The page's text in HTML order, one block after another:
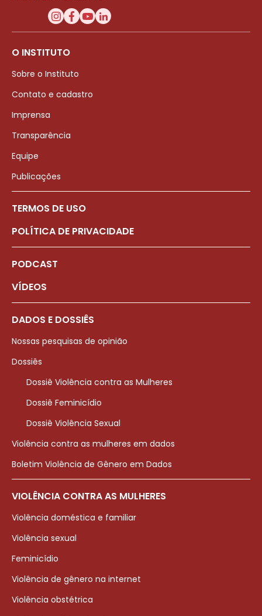
O INSTITUTO
Sobre o Instituto
Contato e cadastro
Imprensa
Transparência
Equipe
Publicações
TERMOS DE USO
POLÍTICA DE PRIVACIDADE
PODCAST
VÍDEOS
DADOS E DOSSIÊS
Nossas pesquisas de opinião
Dossiês
Dossiê Violência contra as Mulheres
Dossiê Feminicídio
Dossiê Violência Sexual
Violência contra as mulheres em dados
Boletim Violência de Gênero em Dados
VIOLÊNCIA CONTRA AS MULHERES
Violência doméstica e familiar
Violência sexual
Feminicídio
Violência de gênero na internet
Violência obstétrica